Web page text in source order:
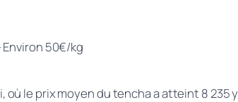
Environ 50€/kg
où le prix moyen du tencha a atteint 8